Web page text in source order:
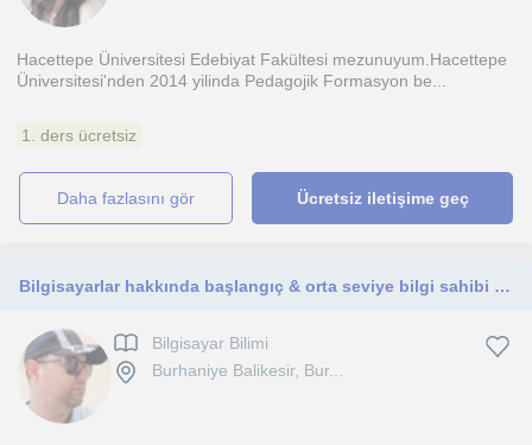
Hacettepe Üniversitesi Edebiyat Fakültesi mezunuyum.Hacettepe
Üniversitesi'nden 2014 yilinda Pedagojik Formasyon be...
1. ders ücretsiz
daha fazlasını gör Ücretsiz iletişime geç
Bilgisayarlar hakkında başlangıç & orta seviye bilgi sahibi olmak isterseniz size yardımcı olmaktan mutlu olurum.
Bilgisayar Bilimi
Burhaniye Balikesir, Bur...